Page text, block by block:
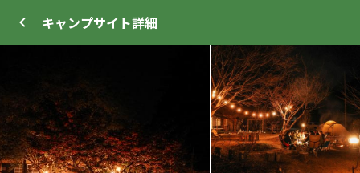
キャンプサイト詳細